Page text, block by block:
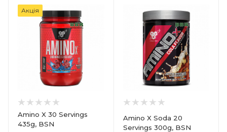
Акція
Amino X 30 Servings
435g, BSN
Amino X Soda 20
Servings 300g, BSN